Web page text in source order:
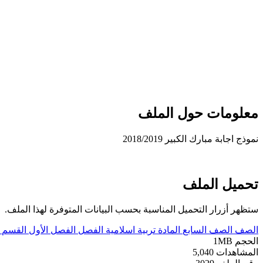
معلومات حول الملف
نموذج اجابة مبارك الكبير 2018/2019
تحميل الملف
ستظهر أزرار التحميل المناسبة بحسب البيانات المتوفرة لهذا الملف.
الصف الصف السابع المادة تربية اسلامية الفصل الفصل الأول القسم
الحجم 1MB
المشاهدات 5,040